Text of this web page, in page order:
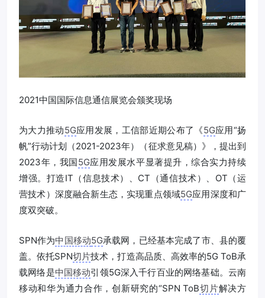
2021中国国际信息通信展览会颁奖现场
为大力推动5G应用发展，工信部近期公布了《5G应用“扬
帆”行动计划（2021-2023年）（征求意见稿）》，提出到
2023年，我国5G应用发展水平显著提升，综合实力持续
增强。打造IT（信息技术）、CT（通信技术）、OT（运
营技术）深度融合新生态，实现重点领域5G应用深度和广
度双突破。
SPN作为中国移动5G承载网，已经基本完成了市、县的覆
盖。依托SPN切片技术，打造高品质、高效率的5G ToB承
载网络是中国移动引领5G深入千行百业的网络基础。云南
移动和华为通力合作，创新研究的“SPN ToB切片解决方